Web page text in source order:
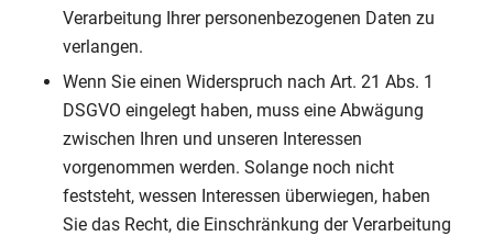
Verarbeitung Ihrer personenbezogenen Daten zu
verlangen.
Wenn Sie einen Widerspruch nach Art. 21 Abs. 1
DSGVO eingelegt haben, muss eine Abwägung
zwischen Ihren und unseren Interessen
vorgenommen werden. Solange noch nicht
feststeht, wessen Interessen überwiegen, haben
Sie das Recht, die Einschränkung der Verarbeitung